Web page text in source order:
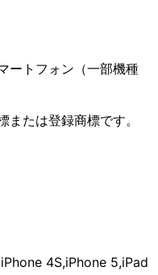
ートフォン（一部機種
たは登録商標です。
4S,iPhone 5,iPad